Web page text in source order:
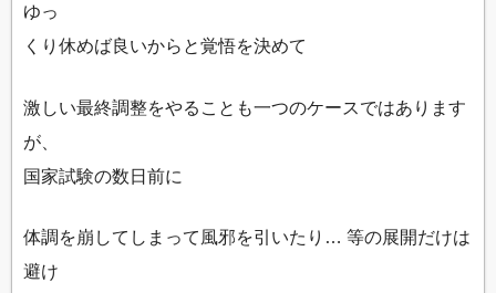
ゆっ
くり休めば良いからと覚悟を決めて
激しい最終調整をやることも一つのケースではあります
が、
国家試験の数日前に
体調を崩してしまって風邪を引いたり… 等の展開だけは
避け